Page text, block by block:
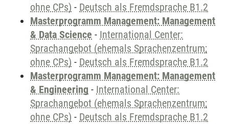
ohne CPs) - Deutsch als Fremdsprache B1.2
Masterprogramm Management: Management
& Data Science - International Center:
Sprachangebot (ehemals Sprachenzentrum;
ohne CPs) - Deutsch als Fremdsprache B1.2
Masterprogramm Management: Management
& Engineering - International Center:
Sprachangebot (ehemals Sprachenzentrum;
ohne CPs) - Deutsch als Fremdsprache B1.2